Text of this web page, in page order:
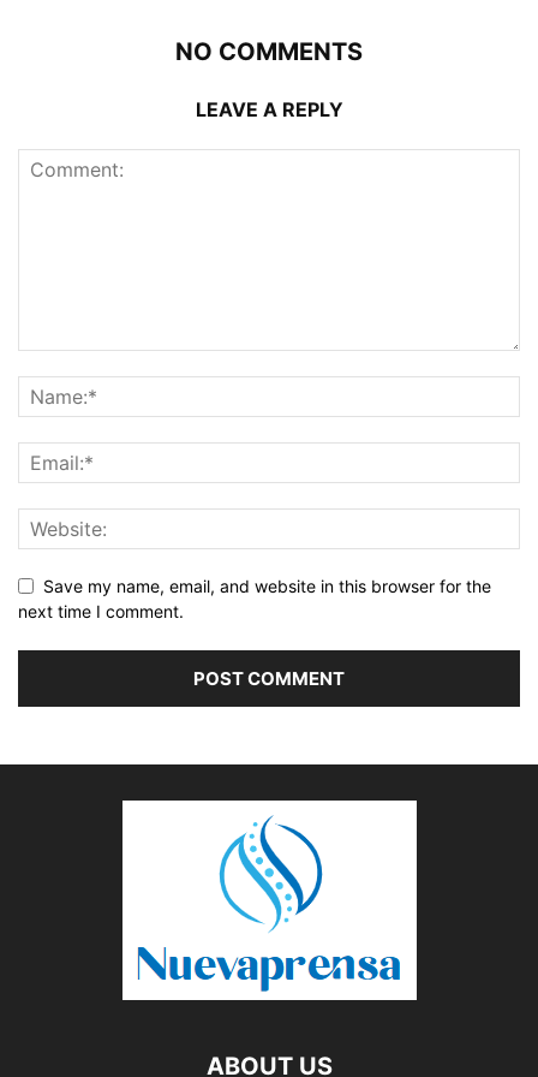
NO COMMENTS
LEAVE A REPLY
Save my name, email, and website in this browser for the
next time I comment.
ABOUT US